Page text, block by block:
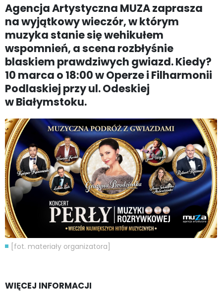
Agencja Artystyczna MUZA zaprasza
na wyjątkowy wieczór, w którym
muzyka stanie się wehikułem
wspomnień, a scena rozbłyśnie
blaskiem prawdziwych gwiazd. Kiedy?
10 marca o 18:00 w Operze i Filharmonii
Podlaskiej przy ul. Odeskiej
w Białymstoku.
[fot. materiały organizatora]
WIĘCEJ INFORMACJI